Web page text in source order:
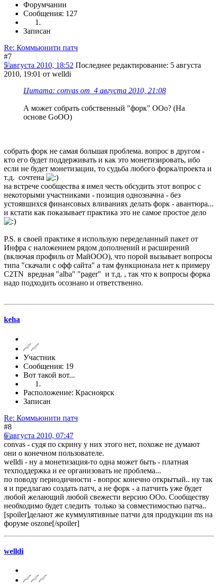
Форумчанин
Сообщения: 127
Записан
Re: Коммьюнити патч
#7
5 августа 2010, 18:52 Последнее редактирование: 5 августа
2010, 19:01 от welldi
Цитата: convas от 4 августа 2010, 21:08
А может собрать собственный "форк" ООо? (На
основе GoOO)
собрать форк не самая большая проблема. вопрос в другом -
кто его будет поддерживать и как это монетизировать, ибо
если не будет монетизации, то судьба любого форка/проекта и
т.д. сочтена
на встрече сообщества я имел честь обсудить этот вопрос с
некоторыми участниками - позиция однозначна - без
устоявшихся финансовых вливаниях делать форк - авантюра...
и кстати как показывает практика это не самое простое дело
P.S. в своей практике я использую переделанный пакет от
Инфра с наложением рядом дополнений и расширений
(включая профиль от МайООО), что порой вызывает вопросы
типа "скачали с офф сайта" а там функционала нет к примеру
C2TN вредная "alba" "pager" и т.д. , так что к вопросы форка
надо подходить осознано и ответственно.
keha
Участник
Сообщения: 19
Вот такой вот...
Расположение: Красноярск
Записан
Re: Коммьюнити патч
#8
6 августа 2010, 07:47
convas - судя по скрину у них этого нет, похоже не думают
они о конечном пользователе.
welldi - ну а монетизация-то одна может быть - платная
техподдержка и ее организовать не проблема...
по поводу периодичности - вопрос конечно открытый.. ну так
я и предлагаю создать патч, а не форк - а патчить уже будет
любой желающий любой свежести версию OOo. Сообществу
необходимо будет следить только за совместимостью патча..
[spoiler]делают же куммулятивные патчи для продукции ms на
форуме oszone[/spoiler]
welldi